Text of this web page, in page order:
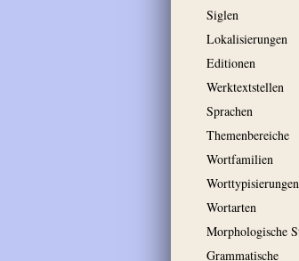
Siglen
Lokalisierungen
Editionen
Werktextstellen
Sprachen
Themenbereiche
Wortfamilien
Worttypisierungen
Wortarten
Morphologische
Grammatische